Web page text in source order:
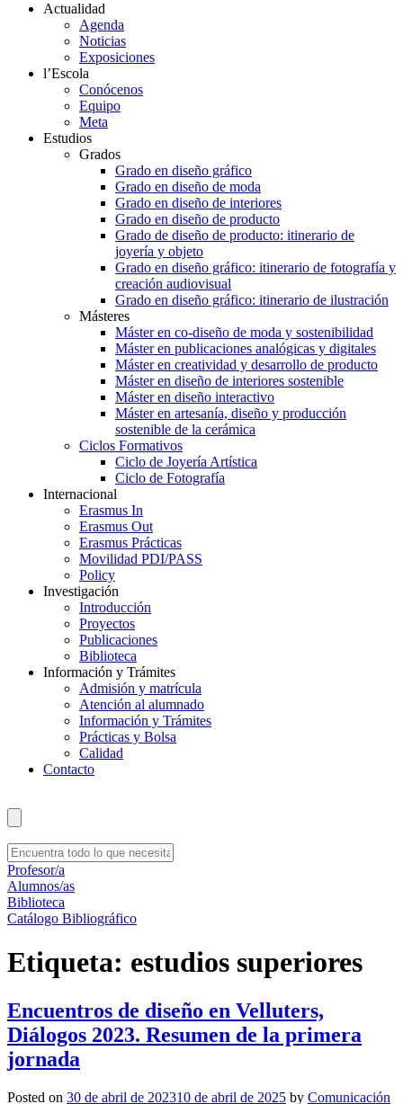
Actualidad
Agenda
Noticias
Exposiciones
l’Escola
Conócenos
Equipo
Meta
Estudios
Grados
Grado en diseño gráfico
Grado en diseño de moda
Grado en diseño de interiores
Grado en diseño de producto
Grado de diseño de producto: itinerario de
joyería y objeto
Grado en diseño gráfico: itinerario de fotografía y
creación audiovisual
Grado en diseño gráfico: itinerario de ilustración
Másteres
Máster en co-diseño de moda y sostenibilidad
Máster en publicaciones analógicas y digitales
Máster en creatividad y desarrollo de producto
Máster en diseño de interiores sostenible
Máster en diseño interactivo
Máster en artesanía, diseño y producción
sostenible de la cerámica
Ciclos Formativos
Ciclo de Joyería Artística
Ciclo de Fotografía
Internacional
Erasmus In
Erasmus Out
Erasmus Prácticas
Movilidad PDI/PASS
Policy
Investigación
Introducción
Proyectos
Publicaciones
Biblioteca
Información y Trámites
Admisión y matrícula
Atención al alumnado
Información y Trámites
Prácticas y Bolsa
Calidad
Contacto
Profesor/a
Alumnos/as
Biblioteca
Catálogo Bibliográfico
Etiqueta: estudios superiores
Encuentros de diseño en Velluters,
Diálogos 2023. Resumen de la primera
jornada
Posted on 30 de abril de 202310 de abril de 2025 by Comunicación